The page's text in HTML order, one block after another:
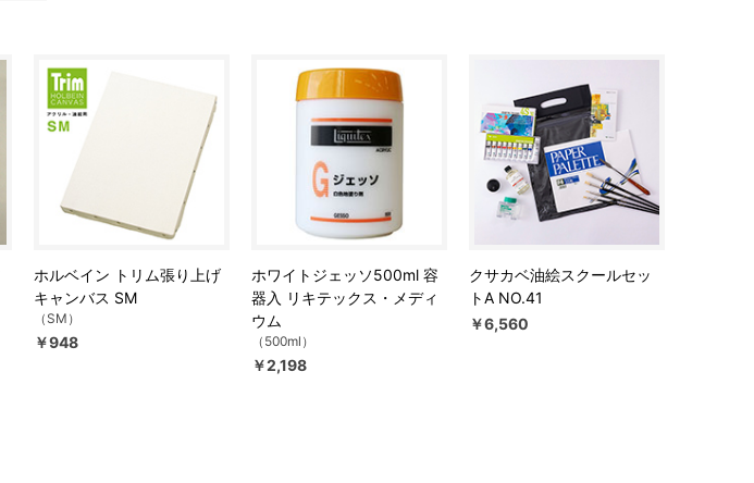
ホルベイン トリム張り上げ
キャンバス SM
（SM）
￥948
ホワイトジェッソ500ml 容
器入 リキテックス・メディ
ウム
（500ml）
￥2,198
クサカベ油絵スクールセッ
トA NO.41
￥6,560